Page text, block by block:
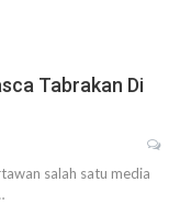
Tabrakan Di
salah satu media